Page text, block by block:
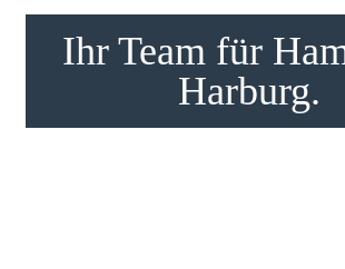
Ihr Team für
Harburg.